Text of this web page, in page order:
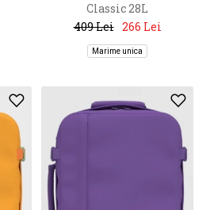
Classic 28L
409 Lei 266 Lei
Marime unica